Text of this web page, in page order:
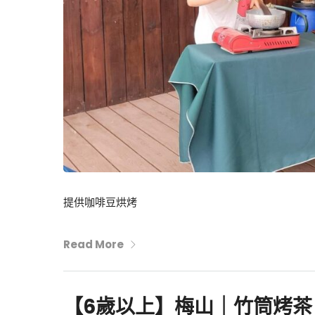
提供咖啡豆烘烤
Read More
【6歲以上】梅山｜竹筒烤